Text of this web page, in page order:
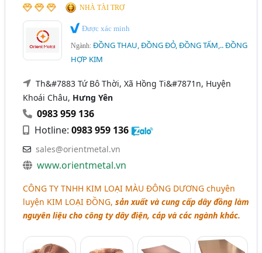
NHÀ TÀI TRỢ
Được xác minh
Ngành:ĐỒNG THAU, ĐỒNG ĐỎ, ĐỒNG TẤM,.. ĐỒNG
HỢP KIM
Th&#7883 Tứ Bô Thời, Xã Hồng Ti&#7871n, Huyện
Khoái Châu, Hưng Yên
0983 959 136
Hotline:0983 959 136
sales@orientmetal.vn
www.orientmetal.vn
CÔNG TY TNHH KIM LOẠI MÀU ĐÔNG DƯƠNG chuyên
luyện KIM LOẠI ĐỒNG,sản xuất và cung cấp dây đồng làm
nguyên liệu cho công ty dây điện, cáp và các ngành khác.